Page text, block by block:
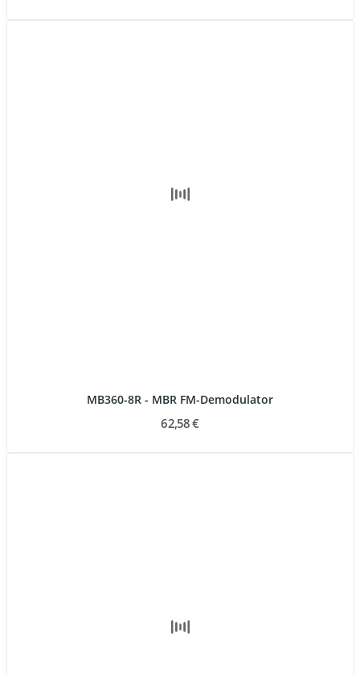
MB360-8R - MBR FM-Demodulator
62,58 €